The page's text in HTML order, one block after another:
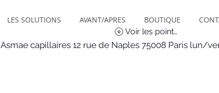
LES SOLUTIONS AVANT/APRES BOUTIQUE
Asmae capillaires 12 rue de Naples 75008 Paris lun/
Voir les points